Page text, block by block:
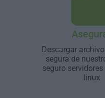
Descargar
segura de
seguro
linux